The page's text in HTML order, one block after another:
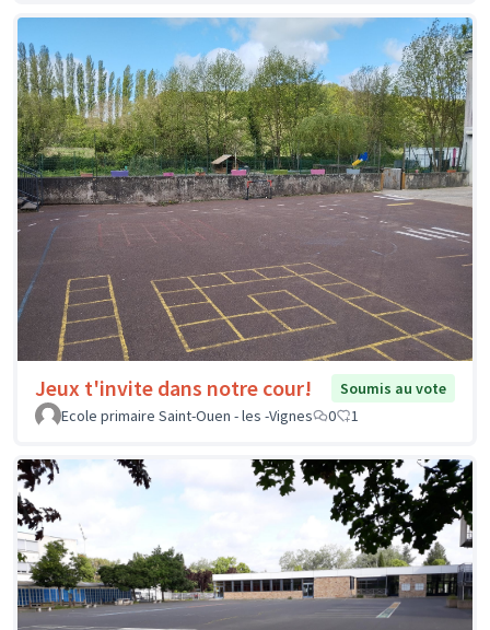
Jeux t'invite dans notre cour!
Soumis au vote
Ecole primaire Saint-Ouen - les -Vignes
0 1